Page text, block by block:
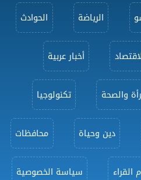
الرياضة الحوادث
أخبار عربية
والصحة تكنولوجيا
دين وحياة محافظات
القراء سياسة الخصوصية